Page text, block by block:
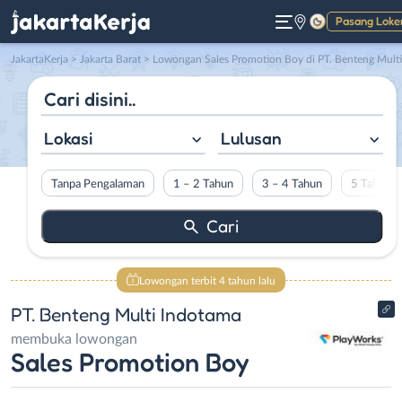
Pasang
Gelap
JakartaKerja > Jakarta Barat > Lowongan Sales Promotion Boy di PT. Benteng Multi
Lokasi Lulusan
Tanpa Pengalaman 1 – 2 Tahun 3 – 4 Tahun 5 Tahun
Lowongan terbit 4 tahun lalu
PT. Benteng Multi Indotama
membuka lowongan
Sales Promotion Boy